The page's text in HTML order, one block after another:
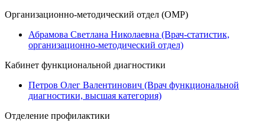
Организационно-методический отдел (ОМР)
Абрамова Светлана Николаевна (Врач-статистик,
организационно-методический отдел)
Кабинет функциональной диагностики
Петров Олег Валентинович (Врач функциональной
диагностики, высшая категория)
Отделение профилактики